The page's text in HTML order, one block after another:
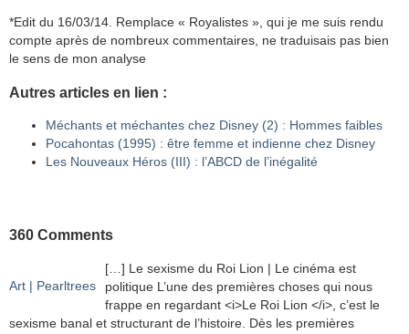
*Edit du 16/03/14. Remplace « Royalistes », qui je me suis rendu
compte après de nombreux commentaires, ne traduisais pas bien
le sens de mon analyse
Autres articles en lien :
Méchants et méchantes chez Disney (2) : Hommes faibles
Pocahontas (1995) : être femme et indienne chez Disney
Les Nouveaux Héros (III) : l’ABCD de l’inégalité
360 Comments
Art | Pearltrees
[…] Le sexisme du Roi Lion | Le cinéma est
politique L’une des premières choses qui nous
frappe en regardant <i>Le Roi Lion </i>, c’est le
sexisme banal et structurant de l’histoire. Dès les premières